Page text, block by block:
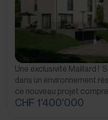
Une exclusivité Maillard !
dans un environnement
ce nouveau projet
CHF 1'400'000